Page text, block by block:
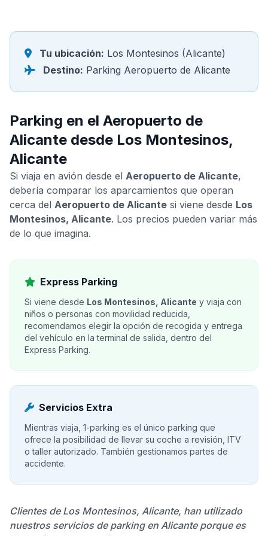
Tu ubicación: Los Montesinos (Alicante)
Destino: Parking Aeropuerto de Alicante
Parking en el Aeropuerto de
Alicante desde Los Montesinos,
Alicante
Si viaja en avión desde el Aeropuerto de Alicante,
debería comparar los aparcamientos que operan
cerca del Aeropuerto de Alicante si viene desde Los
Montesinos, Alicante. Los precios pueden variar más
de lo que imagina.
Express Parking
Si viene desde Los Montesinos, Alicante y viaja con
niños o personas con movilidad reducida,
recomendamos elegir la opción de recogida y entrega
del vehículo en la terminal de salida, dentro del
Express Parking.
Servicios Extra
Mientras viaja, 1-parking es el único parking que
ofrece la posibilidad de llevar su coche a revisión, ITV
o taller autorizado. También gestionamos partes de
accidente.
Clientes de Los Montesinos, Alicante, han utilizado
nuestros servicios de parking en Alicante porque es